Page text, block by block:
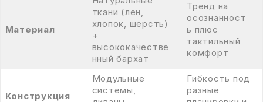
Материал
ткани (лён,
хлопок, шерсть)
+
высококачестве
нный бархат
Тренд на
осознанност
ь плюс
тактильный
комфорт
Конструкция
Модульные
системы,
Гибкость под
разные